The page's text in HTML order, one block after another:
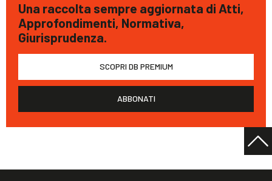
Una raccolta sempre aggiornata di Atti,
Approfondimenti, Normativa,
Giurisprudenza.
SCOPRI DB PREMIUM
ABBONATI